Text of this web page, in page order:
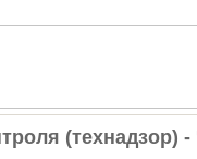
(технадзор)